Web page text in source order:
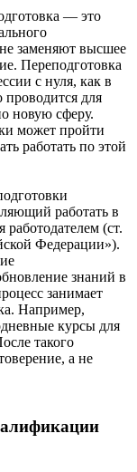
— это
заменяют высшее
Переподготовка
с нуля, как в
для
новую сферу.
может пройти
работать по этой
работать в
работодателем (ст.
Федерации»).
знаний в
занимает
Например,
курсы для
такого
а не